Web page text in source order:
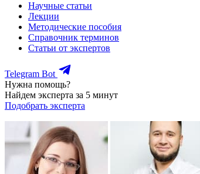
Научные статьи
Лекции
Методические пособия
Справочник терминов
Статьи от экспертов
Telegram Bot
Нужна помощь?
Найдем эксперта за 5 минут
Подобрать эксперта